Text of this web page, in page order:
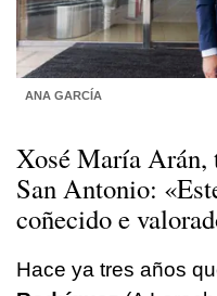
ANA GARCÍA
Xosé María Arán,
San Antonio: «
coñecido e
Hace ya tres años